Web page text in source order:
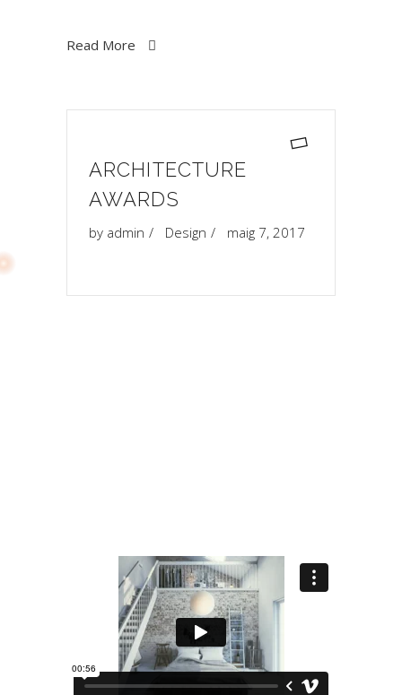
Read More
ARCHITECTURE
AWARDS
by admin Design maig 7, 2017